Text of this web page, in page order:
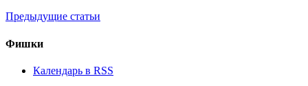
Предыдущие статьи
Фишки
Календарь в RSS